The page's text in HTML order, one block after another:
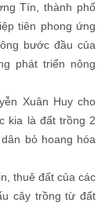
Tín, thành phố
tiên phong ứng
bước đầu của
phát triển nông
Xuân Huy cho
kia là đất trồng 2
bỏ hoang hóa
thuê đất của các
cây trồng từ đất